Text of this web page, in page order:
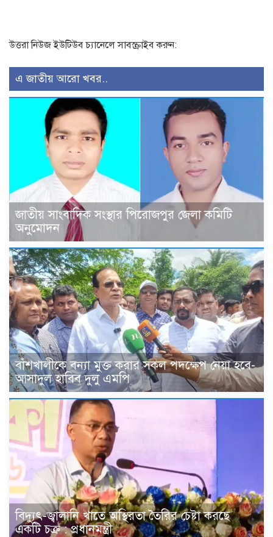
উত্তরা নিউজ ইউটিউব চ্যানেলে সাবস্ক্রাইব করুন:
এ জাতীয় আরো খবর..
জাতীয় সাংবাদিক সংস্থার পিরোজপুর জেলা কমিটি
অনুমোদন
বাঁশখালীকে বন্যা মুক্ত করার সকল পদক্ষেপ নেয়া হবে-
আসাদুল হাবিব দুলু এমপি
বিদ্যুৎ-জ্বালানি খাতে অস্থিরতা তৈরির চেষ্টা করছে
একটি চক্র : প্রধানমন্ত্রী